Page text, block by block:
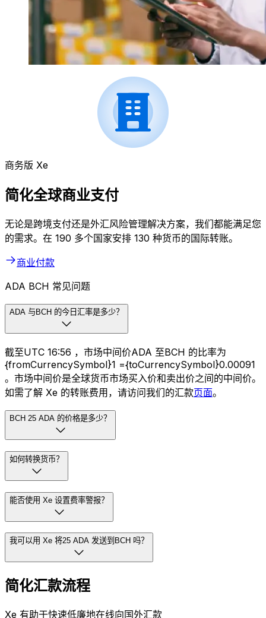
商务版 Xe
简化全球商业支付
无论是跨境支付还是外汇风险管理解决方案，我们都能满足您
的需求。在 190 多个国家安排 130 种货币的国际转账。
商业付款
ADA BCH 常见问题
ADA 与BCH 的今日汇率是多少？
截至UTC 16:56 ，市场中间价ADA 至BCH 的比率为
{fromCurrencySymbol}1 ={toCurrencySymbol}0.00091
。市场中间价是全球货币市场买入价和卖出价之间的中间价。
如需了解 Xe 的转账费用，请访问我们的汇款页面。
BCH 25 ADA 的价格是多少？
如何转换货币？
能否使用 Xe 设置费率警报？
我可以用 Xe 将25 ADA 发送到BCH 吗？
简化汇款流程
Xe 有助于快速低廉地在线向国外汇款